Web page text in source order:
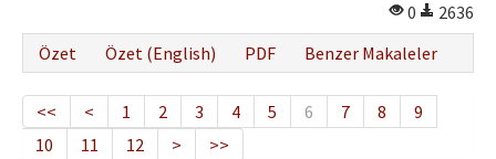
0
2636
Özet
Özet (English) PDF Benzer Makaleler
<< < 1 2 3 4 5 6 7 8
9
10
11 12 > >>